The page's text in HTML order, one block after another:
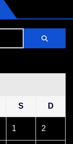
S D
1 2